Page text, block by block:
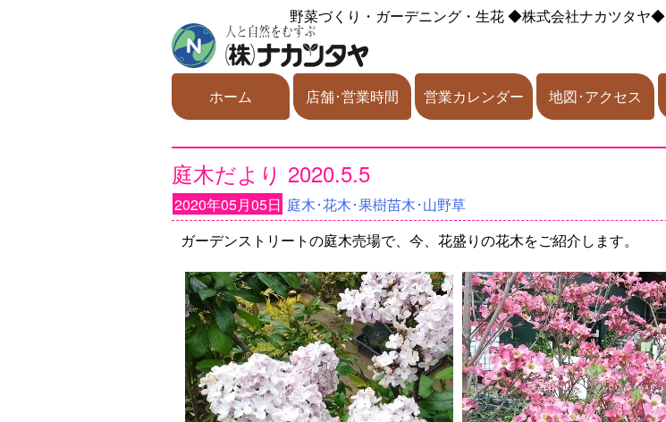
野菜づくり・ガーデニング・生花◆株式会社ナカツタヤ◆
ホーム 店舗･営業時間 営業カレンダー 地図･アクセス
庭木だより 2020.5.5
2020年05月05日 庭木･花木･果樹苗木･山野草
ガーデンストリートの庭木売場で、今、花盛りの花木をご紹介します。